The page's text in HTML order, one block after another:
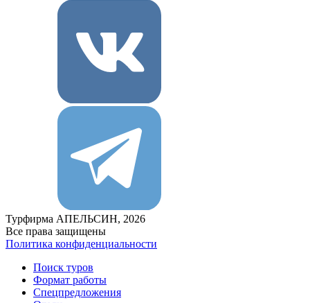
Турфирма АПЕЛЬСИН, 2026
Все права защищены
Политика конфиденциальности
Поиск туров
Формат работы
Спецпредложения